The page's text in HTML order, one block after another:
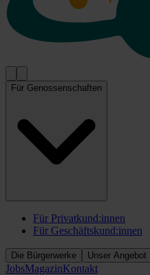
Für Genossenschaften
Für Privatkund:innen
Für Geschäftskund:innen
Die Bürgerwerke Unser Angebot
JobsMagazinKontakt